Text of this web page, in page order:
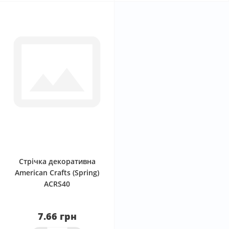
Стрічка декоративна
American Crafts (Spring)
ACRS40
7.66 грн